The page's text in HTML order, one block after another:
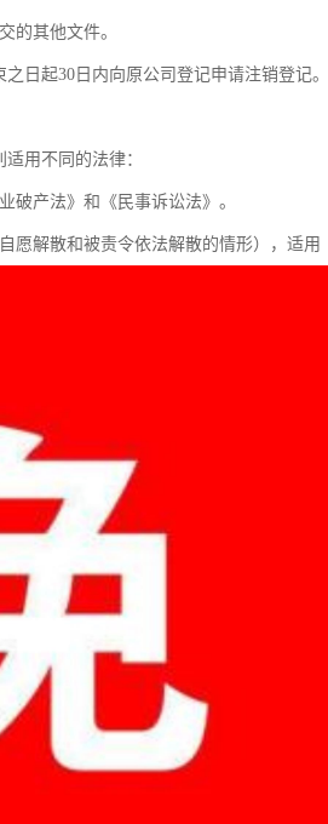
的其他文件。
日起30日内向原公司登记申请注销登记。
用不同的法律：
破产法》和《民事诉讼法》。
愿解散和被责令依法解散的情形），适用